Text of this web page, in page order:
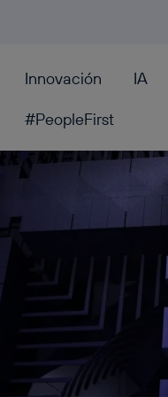
Innovación IA
#PeopleFirst